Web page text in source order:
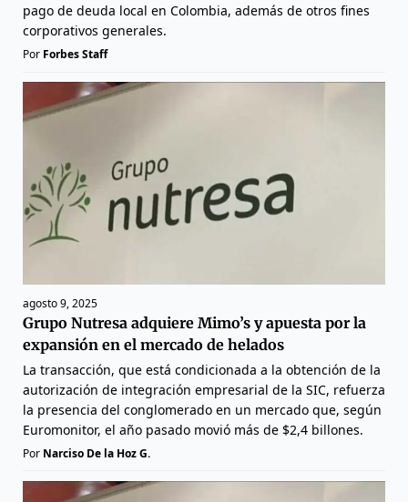
pago de deuda local en Colombia, además de otros fines
corporativos generales.
Por Forbes Staff
agosto 9, 2025
Grupo Nutresa adquiere Mimo’s y apuesta por la
expansión en el mercado de helados
La transacción, que está condicionada a la obtención de la
autorización de integración empresarial de la SIC, refuerza
la presencia del conglomerado en un mercado que, según
Euromonitor, el año pasado movió más de $2,4 billones.
Por Narciso De la Hoz G.